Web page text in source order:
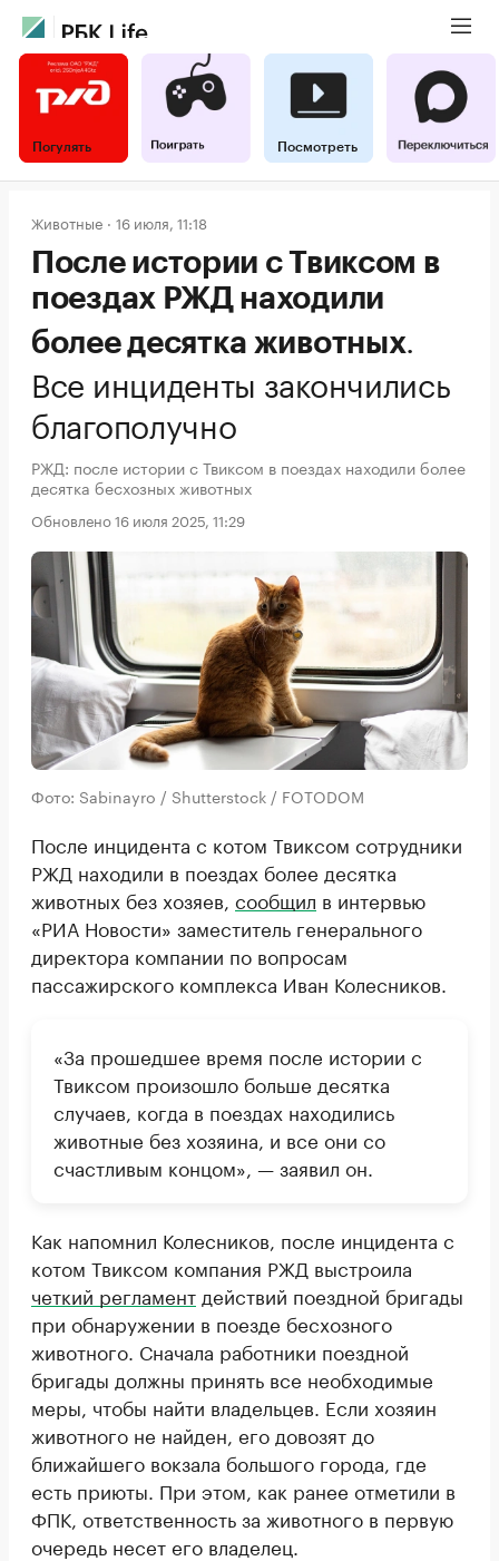
Погулять Посмотреть
Животные 16 июля, 11:18
После истории с Твиксом в
поездах РЖД находили
более десятка животных.
Все инциденты закончились
благополучно
РЖД: после истории с Твиксом в поездах находили более
десятка бесхозных животных
Обновлено 16 июля 2025, 11:29
Фото: Sabinayro / Shutterstock / FOTODOM
После инцидента с котом Твиксом сотрудники
РЖД находили в поездах более десятка
животных без хозяев, сообщил в интервью
«РИА Новости» заместитель генерального
директора компании по вопросам
пассажирского комплекса Иван Колесников.
«За прошедшее время после истории с
Твиксом произошло больше десятка
случаев, когда в поездах находились
животные без хозяина, и все они со
счастливым концом», — заявил он.
Как напомнил Колесников, после инцидента с
котом Твиксом компания РЖД выстроила
четкий регламент действий поездной бригады
при обнаружении в поезде бесхозного
животного. Сначала работники поездной
бригады должны принять все необходимые
меры, чтобы найти владельцев. Если хозяин
животного не найден, его довозят до
ближайшего вокзала большого города, где
есть приюты. При этом, как ранее отметили в
ФПК, ответственность за животного в первую
очередь несет его владелец.